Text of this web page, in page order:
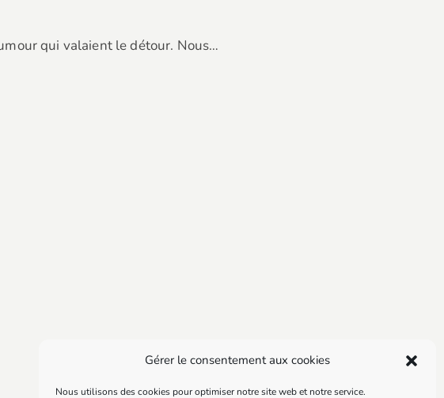
Gérer le consentement aux cookies
Nous utilisons des cookies pour optimiser notre site web et notre service.
qui valaient le détour. Nous…